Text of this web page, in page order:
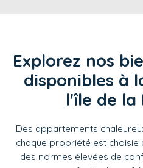
Explorez nos
disponibles à
l'île de la
Des appartements
chaque propriété est
des normes élevées de